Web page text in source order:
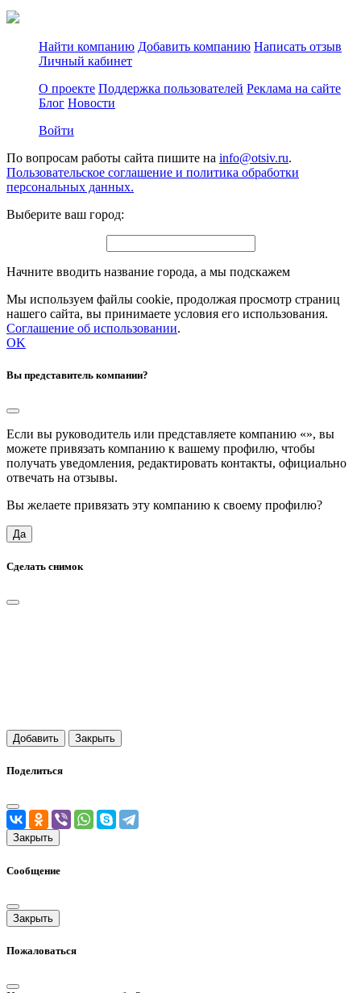
Найти компанию Добавить компанию Написать отзыв
Личный кабинет
О проекте Поддержка пользователей Реклама на сайте
Блог Новости
Войти
По вопросам работы сайта пишите на info@otsiv.ru.
Пользовательское соглашение и политика обработки
персональных данных.
Выберите ваш город:
Начните вводить название города, а мы подскажем
Мы используем файлы cookie, продолжая просмотр страниц
нашего сайта, вы принимаете условия его использования.
Соглашение об использовании.
OK
Вы представитель компании?
Если вы руководитель или представляете компанию «», вы
можете привязать компанию к вашему профилю, чтобы
получать уведомления, редактировать контакты, официально
отвечать на отзывы.
Вы желаете привязать эту компанию к своему профилю?
Да
Сделать снимок
Добавить Закрыть
Поделиться
Закрыть
Сообщение
Закрыть
Пожаловаться